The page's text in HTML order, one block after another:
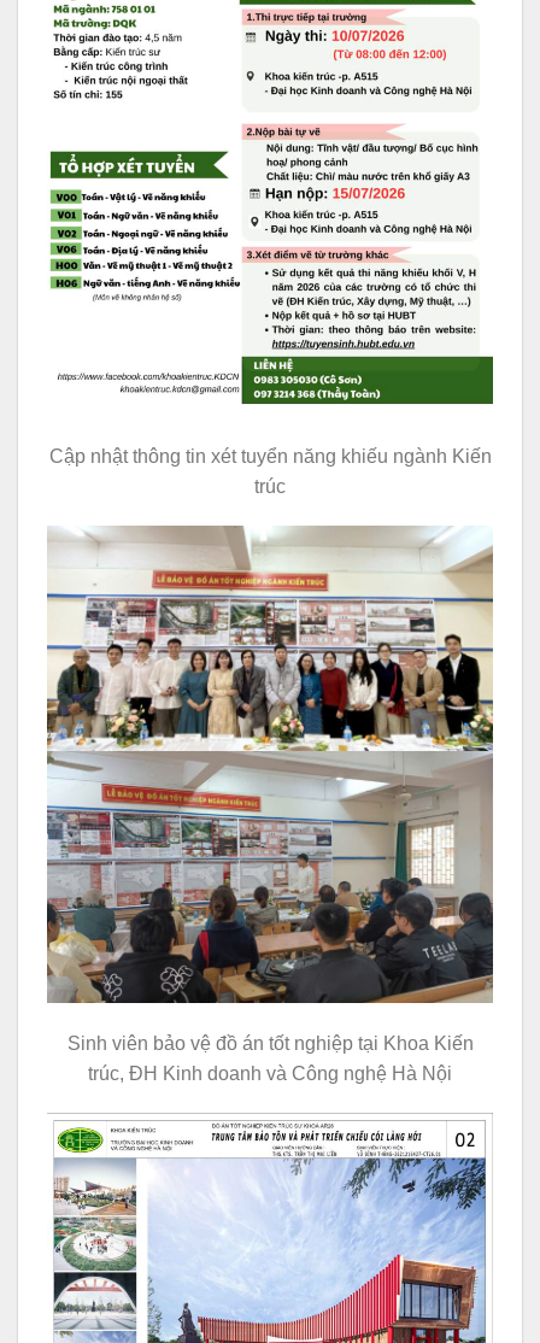
Cập nhật thông tin xét tuyển năng khiếu ngành Kiến
trúc
Sinh viên bảo vệ đồ án tốt nghiệp tại Khoa Kiến
trúc, ĐH Kinh doanh và Công nghệ Hà Nội